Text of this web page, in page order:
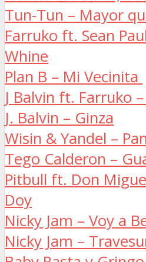
Tun-Tun – Mayor
Farruko ft. Sean
Whine
Plan B – Mi Vecinita
J Balvin ft. Farruko
J. Balvin – Ginza
Wisin & Yandel –
Tego Calderon –
Pitbull ft. Don
Doy
Nicky Jam – Voy a
Nicky Jam –